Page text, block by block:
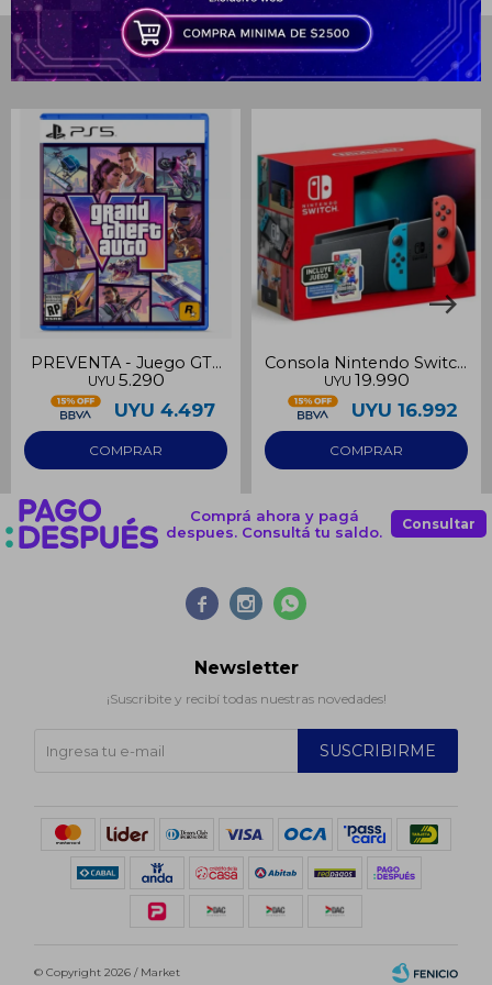
Productos que te pueden interesar
PREVENTA - Juego GTA
VI Standard Edition
UYU 5.290
UYU 4.497
Consola Nintendo Switch
con Super Mario Bros
Wonder
UYU 19.990
UYU 16.992
Comprá ahora y pagá
despues. Consultá tu saldo.
Consultar
  
Newsletter
¡Suscribite y recibí todas nuestras novedades!
SUSCRIBIRME
© Copyright 2026 / Market
Día Mes Año
Continuar
puede variar por comercio